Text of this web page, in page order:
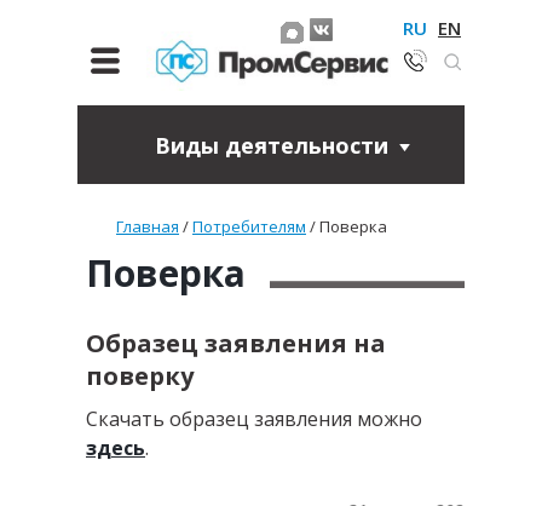
RU EN
Виды деятельности
Главная /Потребителям /Поверка
Поверка
Образец заявления на
поверку
Скачать образец заявления можно
здесь.